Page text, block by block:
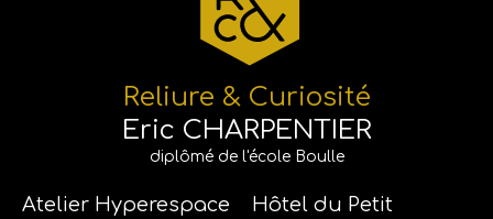
Reliure & Curiosité
Eric CHARPENTIER
diplômé de l'école Boulle
Atelier Hyperespace
Hôtel du Petit